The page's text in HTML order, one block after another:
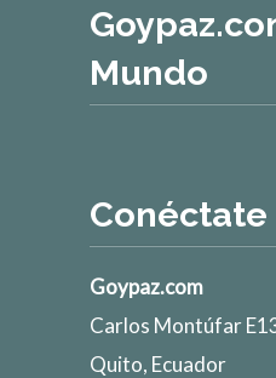
Mundo
Conéctate
Goypaz.com
Carlos Montúfar
Quito, Ecuador